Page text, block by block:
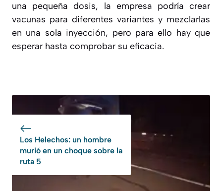
una pequeña dosis, la empresa podría crear
vacunas para diferentes variantes y mezclarlas
en una sola inyección, pero para ello hay que
esperar hasta comprobar su eficacia.
Los Helechos: un hombre
murió en un choque sobre la
ruta 5